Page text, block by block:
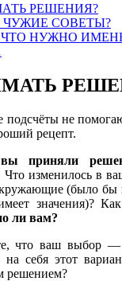
РЕШЕНИЯ?
СОВЕТЫ?
ЧТО НУЖНО
подсчёты не
рецепт.
вы приняли
изменилось в
(было бы
значения)?
ли вам?
что ваш выбор —
на себя этот
решением?